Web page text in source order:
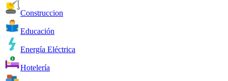
Construccion
Educación
Energía Eléctrica
Hotelería